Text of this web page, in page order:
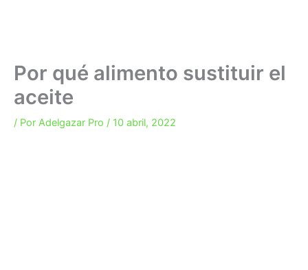
Por qué alimento sustituir el
aceite
/ Por Adelgazar Pro / 10 abril, 2022